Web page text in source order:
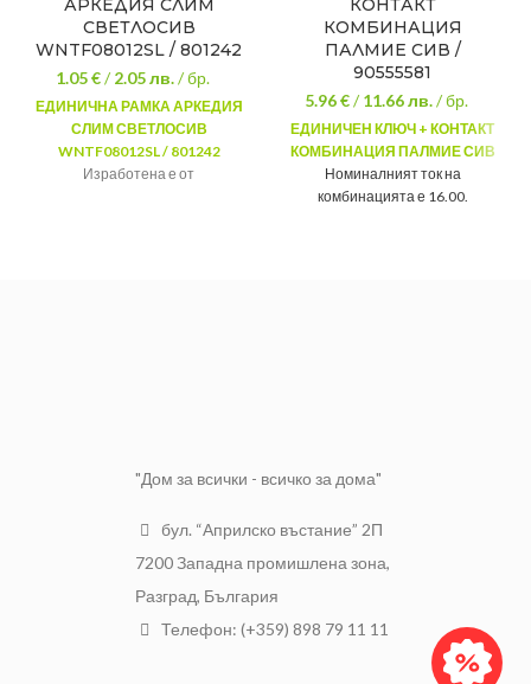
АРКЕДИЯ СЛИМ
СВЕТЛОСИВ
WNTF08012SL / 801242
1.05 €/2.05лв./ бр.
ЕДИНИЧНА РАМКА АРКЕДИЯ
СЛИМ СВЕТЛОСИВ
WNTF08012SL / 801242
Изработена е от
КОНТАКТ
КОМБИНАЦИЯ
ПАЛМИЕ СИВ /
90555581
5.96 €/11.66лв./ бр.
ЕДИНИЧЕН КЛЮЧ + КОНТАКТ
КОМБИНАЦИЯ ПАЛМИЕ СИВ
Номиналният ток на
комбинацията е 16.00.
"Дом за всички - всичко за дома"
бул. “Априлско въстание” 2П
7200 Западна промишлена зона,
Разград, България
Телефон: (+359) 898 79 11 11